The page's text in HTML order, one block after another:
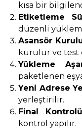
kısa bir
Etiketleme
düzenli
Asansör
kurulur ve test
Yükleme
paketlenen
Yeni Adrese
yerleştirilir.
Final
kontrol yapılır.